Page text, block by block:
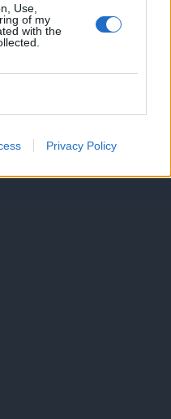
Use,
of my
with the
Privacy Policy